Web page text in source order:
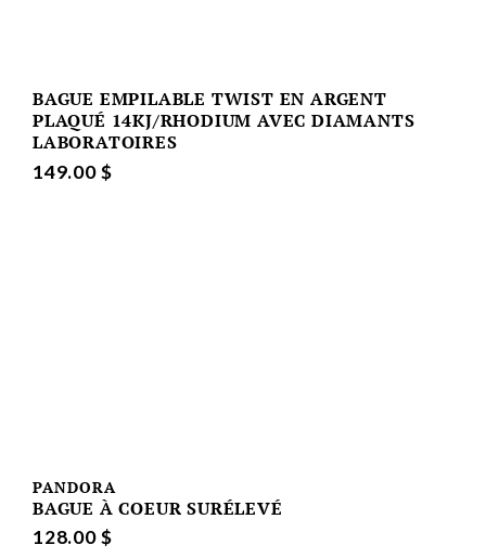
BAGUE EMPILABLE TWIST EN ARGENT
PLAQUÉ 14KJ/RHODIUM AVEC DIAMANTS
LABORATOIRES
149.00 $
PANDORA
BAGUE À COEUR SURÉLEVÉ
128.00 $